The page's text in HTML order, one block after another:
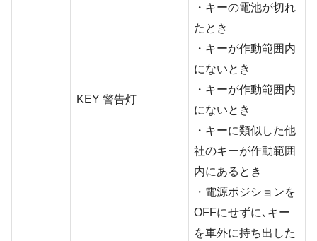
KEY 警告灯
・キーの電池が切れ
たとき
・キーが作動範囲内
にないとき
・キーが作動範囲内
にないとき
・キーに類似した他
社のキーが作動範囲
内にあるとき
・電源ポジションを
OFFにせずに､キー
を車外に持ち出した